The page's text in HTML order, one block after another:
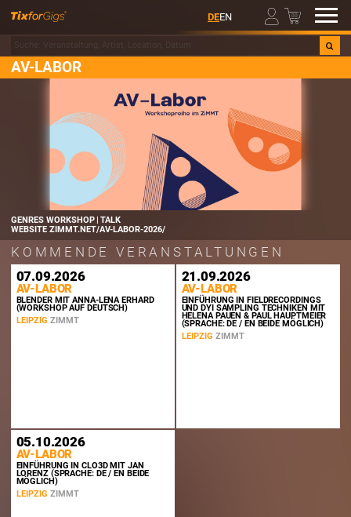
DEEN 00
AV-LABOR
GENRES WORKSHOP | TALK
WEBSITE ZIMMT.NET/AV-LABOR-2026/
KOMMENDE VERANSTALTUNGEN
07.09.2026
AV-LABOR
BLENDER MIT ANNA-LENA ERHARD
(WORKSHOP AUF DEUTSCH)
LEIPZIG ZIMMT
21.09.2026
AV-LABOR
EINFÜHRUNG IN FIELDRECORDINGS
UND DYI SAMPLING TECHNIKEN MIT
HELENA PAUEN & PAUL HAUPTMEIER
(SPRACHE: DE / EN BEIDE MÖGLICH)
LEIPZIG ZIMMT
05.10.2026
AV-LABOR
EINFÜHRUNG IN CLO3D MIT JAN
LORENZ (SPRACHE: DE / EN BEIDE
MÖGLICH)
LEIPZIG ZIMMT